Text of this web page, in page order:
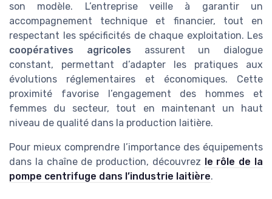
son modèle. L’entreprise veille à garantir un
accompagnement technique et financier, tout en
respectant les spécificités de chaque exploitation. Les
coopératives agricoles assurent un dialogue
constant, permettant d’adapter les pratiques aux
évolutions réglementaires et économiques. Cette
proximité favorise l’engagement des hommes et
femmes du secteur, tout en maintenant un haut
niveau de qualité dans la production laitière.
Pour mieux comprendre l’importance des équipements
dans la chaîne de production, découvrez le rôle de la
pompe centrifuge dans l’industrie laitière.